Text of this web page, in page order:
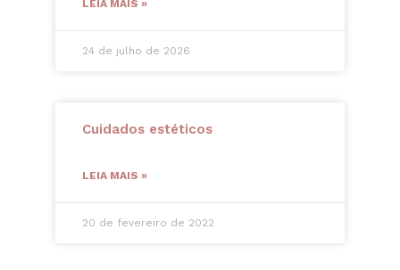
LEIA MAIS »
24 de julho de 2026
Cuidados estéticos
LEIA MAIS »
20 de fevereiro de 2022